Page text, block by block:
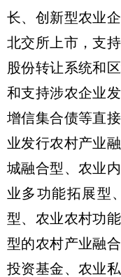
长、创新型农业
北交所上市，支
股份转让系统和
和支持涉农企业
增信集合债等直
业发行农村产业
城融合型、农业
业多功能拓展型
型、农业农村功
型的农村产业融
投资基金、农业